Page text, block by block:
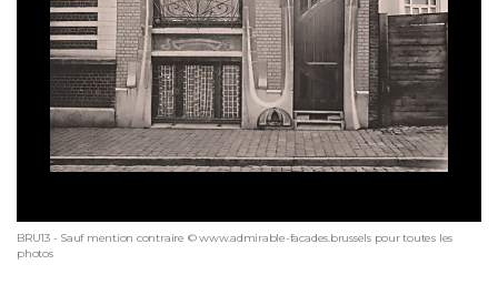
BRU13 - Sauf mention contraire © www.admirable-facades.brussels pour toutes les
photos